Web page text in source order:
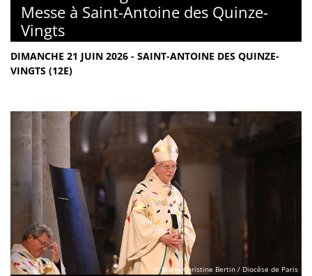
Messe à Saint-Antoine des Quinze-
Vingts
DIMANCHE 21 JUIN 2026 - SAINT-ANTOINE DES QUINZE-
VINGTS (12E)
© Marie-Christine Bertin / Diocèse de Paris